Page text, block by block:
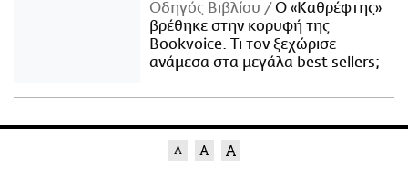
Οδηγός Βιβλίου
Ο «Καθρέφτης»
βρέθηκε στην κορυφή της
Bookvoice. Τι τον ξεχώρισε
ανάμεσα στα μεγάλα best sellers;